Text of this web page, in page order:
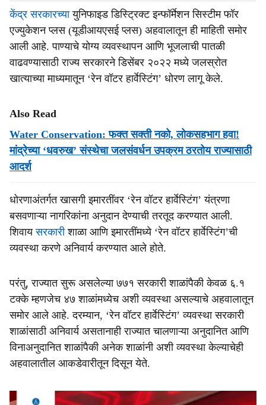
केंद्र सरकारच्यायुनिफाइड डिस्ट्रिक्ट इन्फॉर्मेशन सिस्टीम फॉर
एज्युकेशन प्लस (यूडीआयएसई प्लस) अहवालातून ही माहिती समोर
आली आहे. पाण्याचे योग्य व्यवस्थापन आणि भूजलाची पातळी
वाढवण्यासाठी राज्य सरकारने डिसेंबर २०२२ मध्ये जलस्रोत
खात्याच्या माध्यमातून ‘रेन वॉटर हार्वेस्टिंग’ धोरण लागू केले.
Also Read
Water Conservation: फक्त सक्ती नको, लोकसहभाग हवा!
मांद्रेच्या ‘धवरुख’ संस्थेचा जलसंवर्धन उपक्रम ठरतोय राज्यासाठी
आदर्श
धोरणाअंतर्गत खासगी इमारतींवर ‘रेन वॉटर हार्वेस्टिंग’ यंत्रणा
बसवणाऱ्या नागरिकांना अनुदान देण्याची तरतूद करण्यात आली.
शिवायसरकारीशाळा आणि इमारतींमध्ये ‘रेन वॉटर हार्वेस्टिंग’ची
व्यवस्था करणे अनिवार्य करण्यात आले होते.
परंतु, राज्यात सुरू असलेल्या ७७१ सरकारी शाळांपैकी केवळ ६.१
टक्के म्हणजेच ४७ शाळांमध्येच अशी व्यवस्था असल्याचे अहवालातून
समोर आले आहे. दरम्यान, ‘रेन वॉटर हार्वेस्टिंग’ व्यवस्था सरकारी
शाळांसाठी अनिवार्य असतानाही राज्यात चालणाऱ्या अनुदानित आणि
विनाअनुदानित शाळांपैकी अनेक शाळांनी अशी व्यवस्था केल्याचेही
अहवालातील आकडेवारीतून दिसून येते.